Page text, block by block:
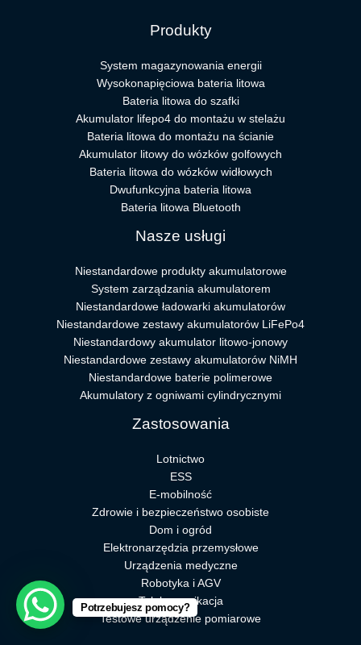
Produkty
System magazynowania energii
Wysokonapięciowa bateria litowa
Bateria litowa do szafki
Akumulator lifepo4 do montażu w stelażu
Bateria litowa do montażu na ścianie
Akumulator litowy do wózków golfowych
Bateria litowa do wózków widłowych
Dwufunkcyjna bateria litowa
Bateria litowa Bluetooth
Nasze usługi
Niestandardowe produkty akumulatorowe
System zarządzania akumulatorem
Niestandardowe ładowarki akumulatorów
Niestandardowe zestawy akumulatorów LiFePo4
Niestandardowy akumulator litowo-jonowy
Niestandardowe zestawy akumulatorów NiMH
Niestandardowe baterie polimerowe
Akumulatory z ogniwami cylindrycznymi
Zastosowania
Lotnictwo
ESS
E-mobilność
Zdrowie i bezpieczeństwo osobiste
Dom i ogród
Elektronarzędzia przemysłowe
Urządzenia medyczne
Robotyka i AGV
Telekomunikacja
Testowe urządzenie pomiarowe
Potrzebujesz pomocy?